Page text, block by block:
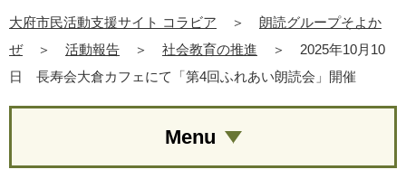
大府市民活動支援サイト コラビア ＞
朗読グループそよか
ぜ
＞ 活動報告 ＞ 社会教育の推進 ＞
2025年10月10
日 長寿会大倉カフェにて「第4回ふれあい朗読会」開催
Menu